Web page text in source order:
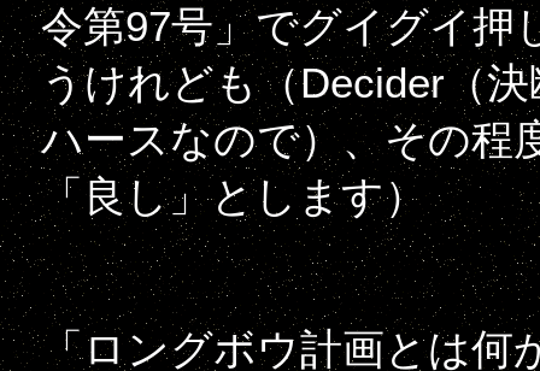
令第97号」でグイグイ押
うけれども（Decider（
ハースなので）、その程
「良し」とします）
「ロングボウ計画とは何